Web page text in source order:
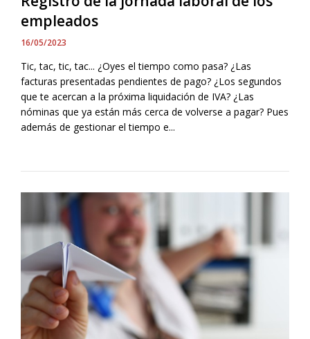
empleados
16/05/2023
Tic, tac, tic, tac... ¿Oyes el tiempo como pasa? ¿Las
facturas presentadas pendientes de pago? ¿Los segundos
que te acercan a la próxima liquidación de IVA? ¿Las
nóminas que ya están más cerca de volverse a pagar? Pues
además de gestionar el tiempo e...